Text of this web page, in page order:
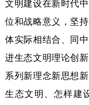
文明建设在新时代
位和战略意义，坚
体实际相结合、同
进生态文明理论创
系列新理念新思想
生态文明、怎样建